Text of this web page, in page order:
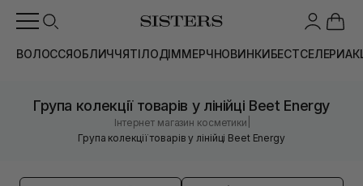
ВОЛОССЯОБЛИЧЧЯТІЛОДІММЕРЧНОВИНКИБЕСТСЕЛЕРИ
Група колекції товарів у лінійці Beet Energy
Інтернет магазин косметики
Група колекції товарів у лінійці Beet Energy